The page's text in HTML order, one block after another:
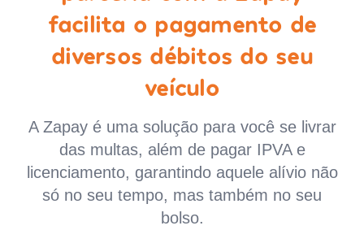
facilita o pagamento de
diversos débitos do seu
veículo
A Zapay é uma solução para você se livrar
das multas, além de pagar IPVA e
licenciamento, garantindo aquele alívio não
só no seu tempo, mas também no seu
bolso.